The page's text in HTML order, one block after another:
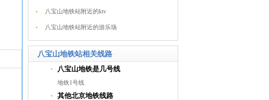
八宝山地铁站附近的ktv
八宝山地铁站附近的游乐场
八宝山地铁站相关线路
八宝山地铁是几号线
地铁1号线
其他北京地铁线路